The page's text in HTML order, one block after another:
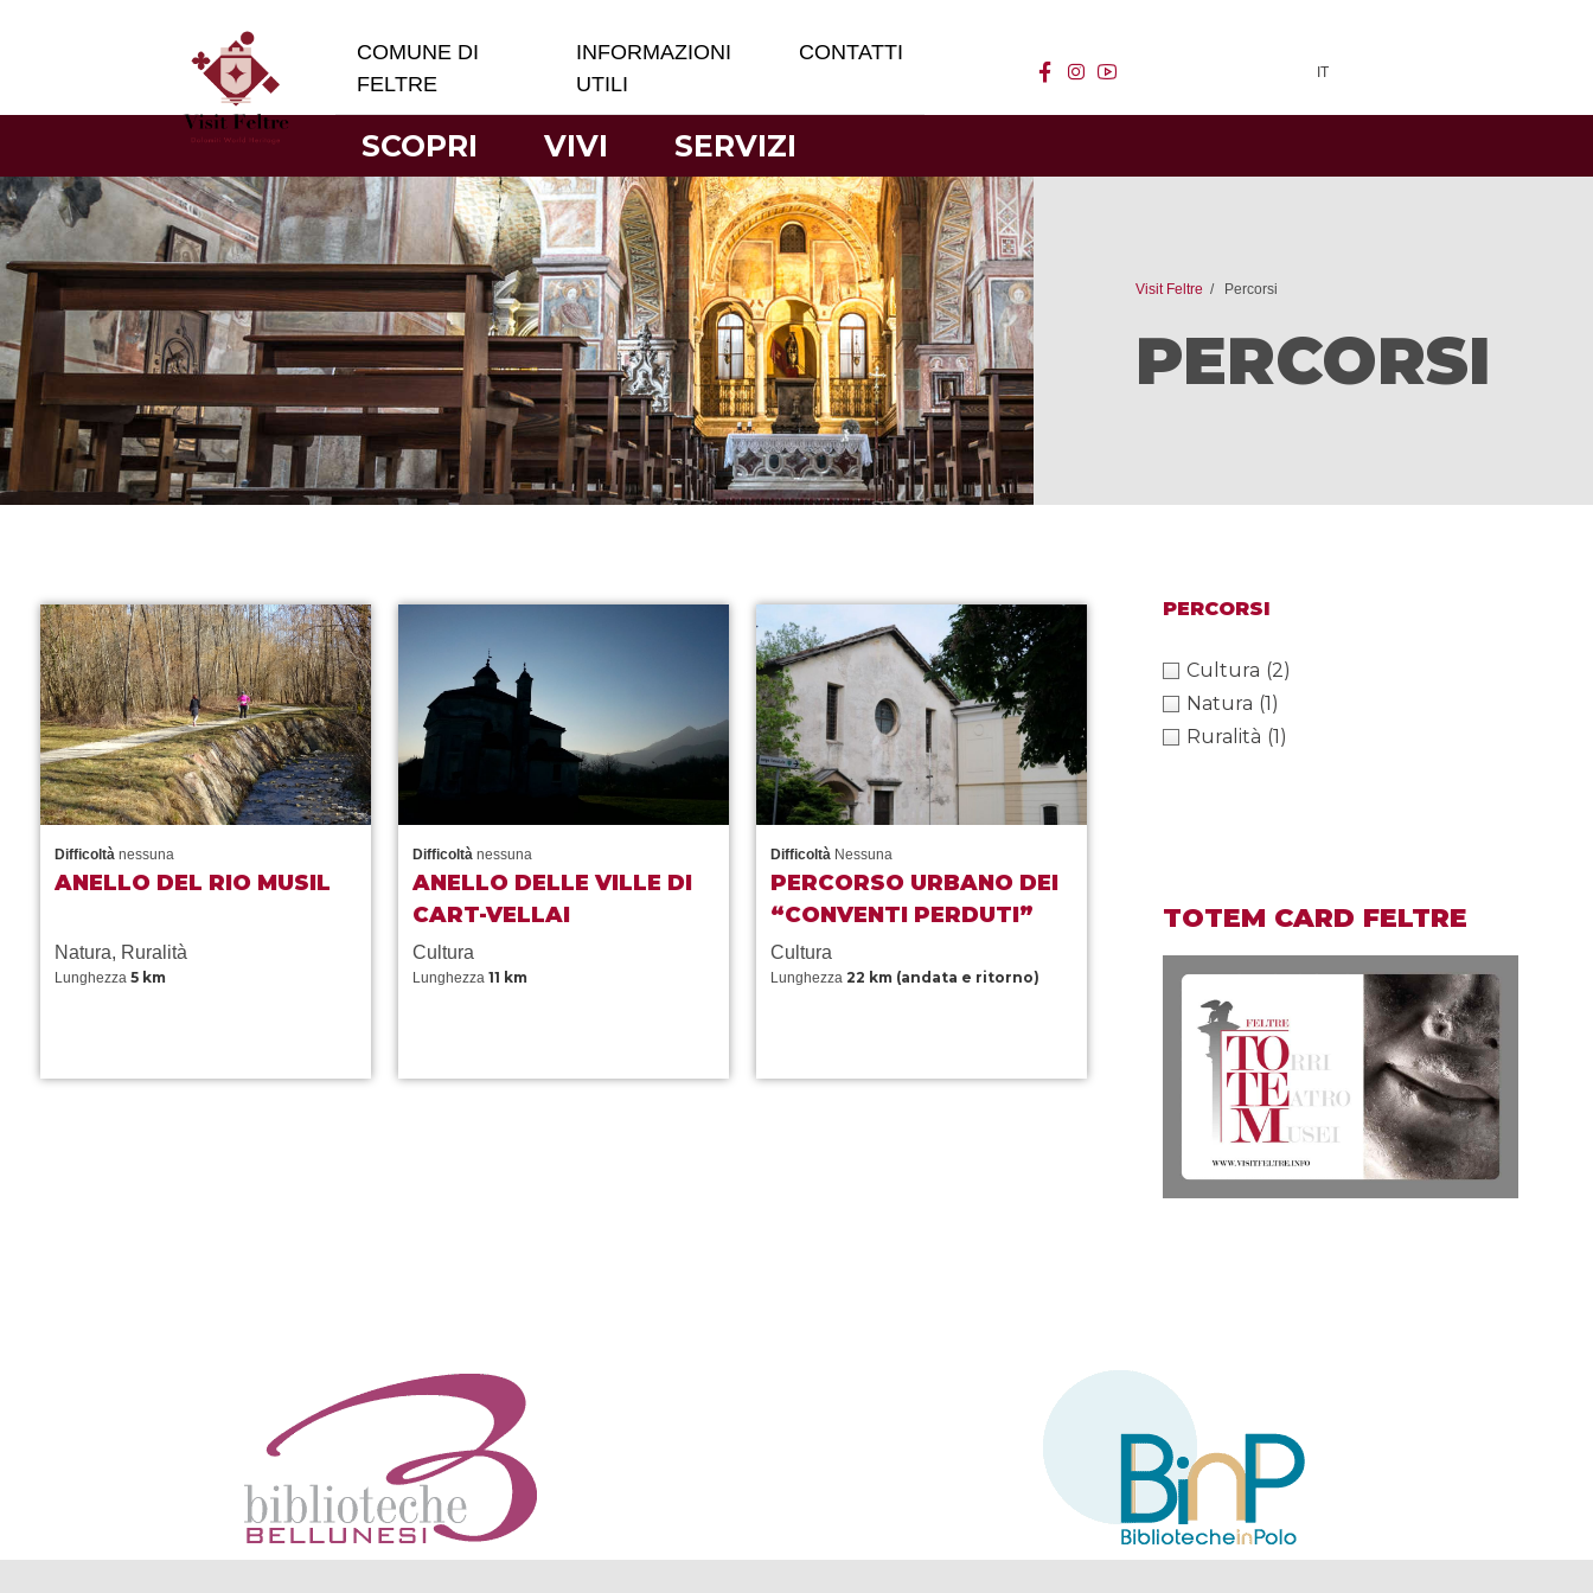
COMUNE DI
FELTRE
INFORMAZIONI
UTILI
CONTATTI
facebook
instagram IT
SCOPRI VIVI SERVIZI
Visit Feltre Percorsi
PERCORSI
Difficoltà nessuna
ANELLO DEL RIO MUSIL
Natura, Ruralità
Lunghezza 5 km
Difficoltà nessuna
ANELLO DELLE VILLE DI
CART-VELLAI
Cultura
Lunghezza 11 km
Difficoltà Nessuna
PERCORSO URBANO DEI
“CONVENTI PERDUTI”
Cultura
Lunghezza 22 km (andata e ritorno)
PERCORSI
Cultura (2)
Natura (1)
Ruralità (1)
TOTEM CARD FELTRE